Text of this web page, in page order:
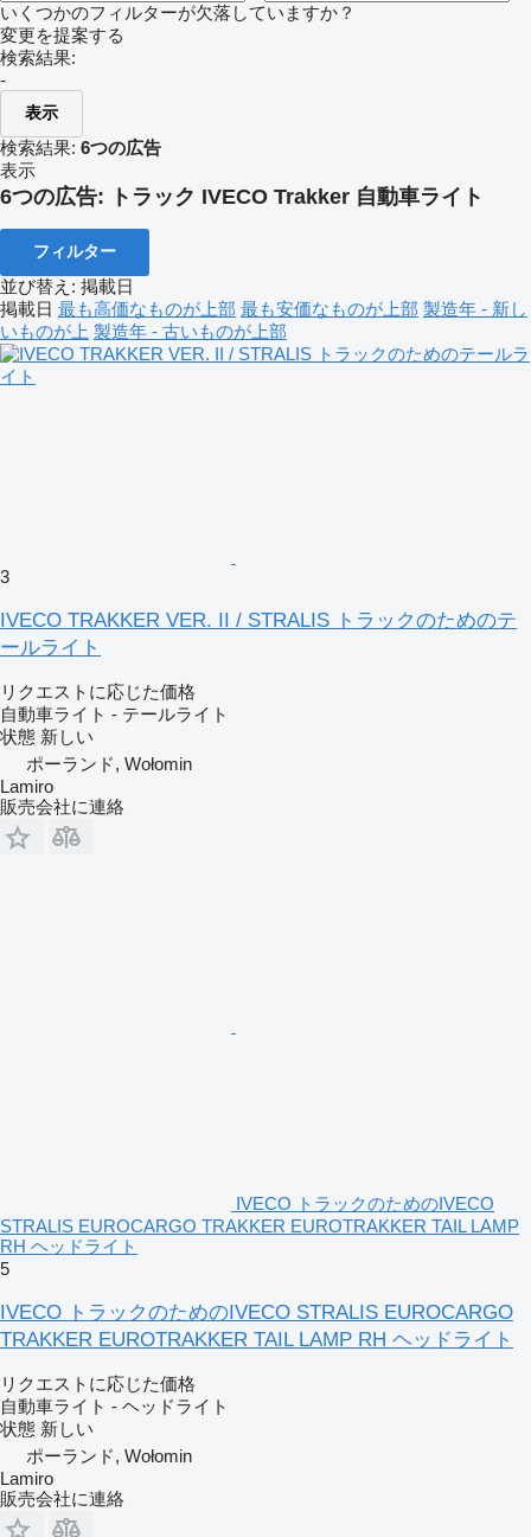
いくつかのフィルターが欠落していますか？
変更を提案する
検索結果:
-
表示
検索結果: 6つの広告
表示
6つの広告: トラック IVECO Trakker 自動車ライト
フィルター
並び替え : 掲載日
掲載日 最も高価なものが上部 最も安価なものが上部 製造年 - 新し
いものが上 製造年 - 古いものが上部
3
IVECO TRAKKER VER. II / STRALIS トラックのためのテ
ールライト
リクエストに応じた価格
自動車ライト - テールライト
状態 新しい
ポーランド, Wołomin
Lamiro
販売会社に連絡
IVECO トラックのためのIVECO
STRALIS EUROCARGO TRAKKER EUROTRAKKER TAIL LAMP
RH ヘッドライト
5
IVECO トラックのためのIVECO STRALIS EUROCARGO
TRAKKER EUROTRAKKER TAIL LAMP RH ヘッドライト
リクエストに応じた価格
自動車ライト - ヘッドライト
状態 新しい
ポーランド, Wołomin
Lamiro
販売会社に連絡